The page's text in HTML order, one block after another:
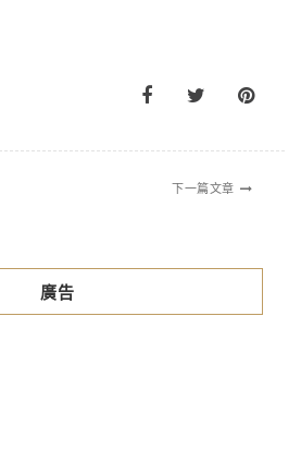
下一篇文章
廣告